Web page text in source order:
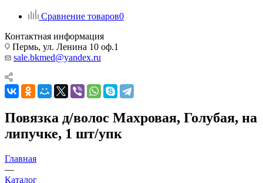
Сравнение товаров0
Контактная информация
Пермь, ул. Ленина 10 оф.1
sale.bkmed@yandex.ru
Повязка д/волос Махровая, Голубая, на
липучке, 1 шт/упк
Главная
—
Каталог